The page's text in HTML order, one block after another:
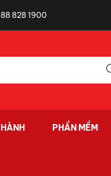
828 1900
PHẦN MỀM